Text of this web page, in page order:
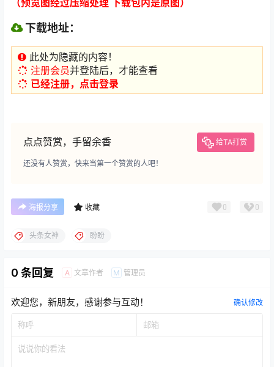
（预览图经过压缩处理 下载包内是原图）
下载地址：
此处为隐藏的内容！
注册会员并登陆后，才能查看
已经注册，点击登录
点点赞赏，手留余香 给TA打赏
还没有人赞赏，快来当第一个赞赏的人吧！
海报分享 收藏 0 0
头条女神 盼盼
0 条回复 A 文章作者 M 管理员
欢迎您，新朋友，感谢参与互动！ 确认修改